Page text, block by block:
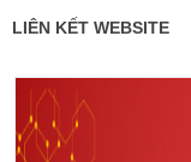
LIÊN KẾT WEBSITE